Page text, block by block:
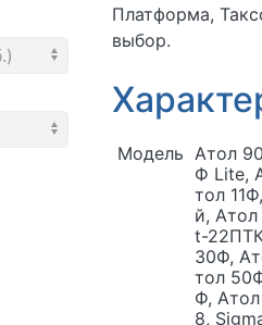
Платформа,
выбор.
Модель Атол
Ф Lite,
тол
й,
t-
30Ф,
тол
Ф, Атол
8,